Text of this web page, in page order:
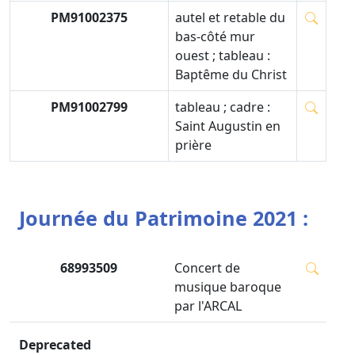
PM91002375
autel et retable du
bas-côté mur
ouest ; tableau :
Baptême du Christ
PM91002799
tableau ; cadre :
Saint Augustin en
prière
Journée du Patrimoine 2021 :
68993509
Concert de
musique baroque
par l'ARCAL
Deprecated